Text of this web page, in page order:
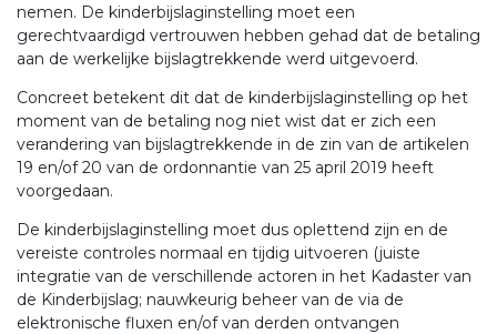
nemen. De kinderbijslaginstelling moet een
gerechtvaardigd vertrouwen hebben gehad dat de betaling
aan de werkelijke bijslagtrekkende werd uitgevoerd.
Concreet betekent dit dat de kinderbijslaginstelling op het
moment van de betaling nog niet wist dat er zich een
verandering van bijslagtrekkende in de zin van de artikelen
19 en/of 20 van de ordonnantie van 25 april 2019 heeft
voorgedaan.
De kinderbijslaginstelling moet dus oplettend zijn en de
vereiste controles normaal en tijdig uitvoeren (juiste
integratie van de verschillende actoren in het Kadaster van
de Kinderbijslag; nauwkeurig beheer van de via de
elektronische fluxen en/of van derden ontvangen